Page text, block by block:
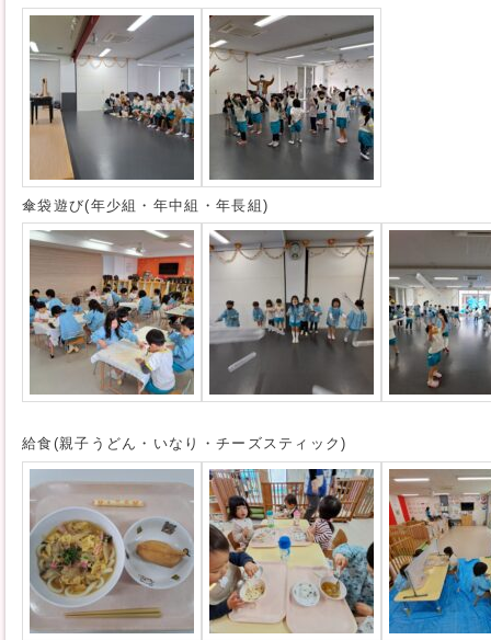
傘袋遊び(年少組・年中組・年長組)
給食(親子うどん・いなり・チーズスティック)